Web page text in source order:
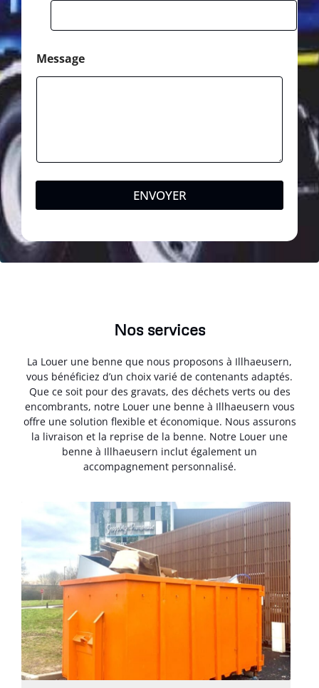
Message
ENVOYER
Nos services
La Louer une benne que nous proposons à Illhaeusern,
vous bénéficiez d’un choix varié de contenants adaptés.
Que ce soit pour des gravats, des déchets verts ou des
encombrants, notre Louer une benne à Illhaeusern vous
offre une solution flexible et économique. Nous assurons
la livraison et la reprise de la benne. Notre Louer une
benne à Illhaeusern inclut également un
accompagnement personnalisé.